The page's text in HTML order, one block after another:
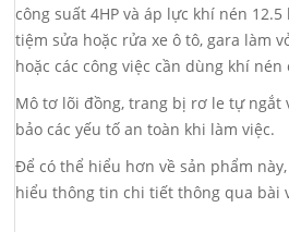
công suất 4HP và áp lực khí nén
tiệm sửa hoặc rửa xe ô tô, gara làm
hoặc các công việc cần dùng khí
Mô tơ lõi đồng, trang bị rơ le tự ngắt
bảo các yếu tố an toàn khi làm việc.
Để có thể hiểu hơn về sản phẩm
hiểu thông tin chi tiết thông qua bài